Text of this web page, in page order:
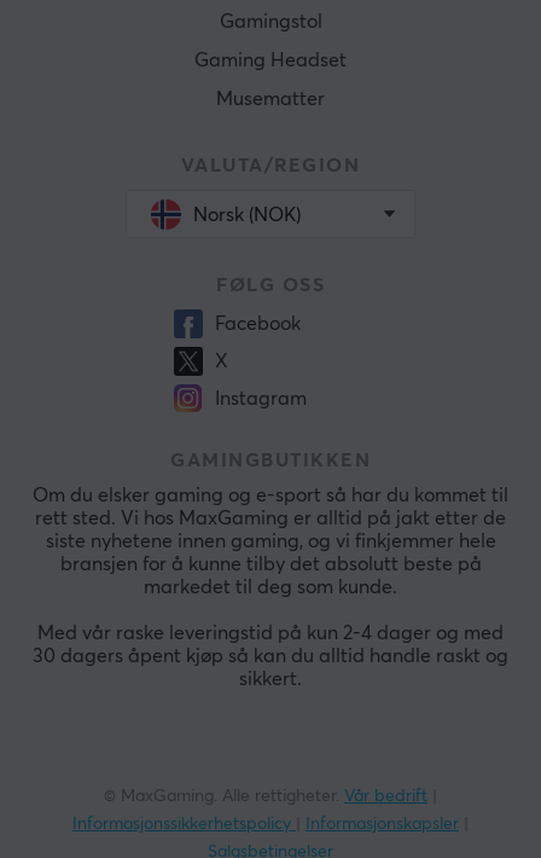
Gamingstol
Gaming Headset
Musematter
VALUTA/REGION
Norsk (NOK)
FØLG OSS
Facebook
X
Instagram
GAMINGBUTIKKEN
Om du elsker gaming og e-sport så har du kommet til
rett sted. Vi hos MaxGaming er alltid på jakt etter de
siste nyhetene innen gaming, og vi finkjemmer hele
bransjen for å kunne tilby det absolutt beste på
markedet til deg som kunde.
Med vår raske leveringstid på kun 2-4 dager og med
30 dagers åpent kjøp så kan du alltid handle raskt og
sikkert.
© MaxGaming. Alle rettigheter. Vår bedrift
Informasjonssikkerhetspolicy
Informasjonskapsler
Salgsbetingelser